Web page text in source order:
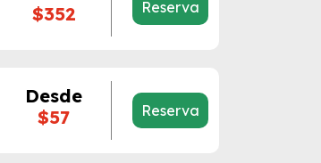
$352
Reserva
Desde
$57
Reserva